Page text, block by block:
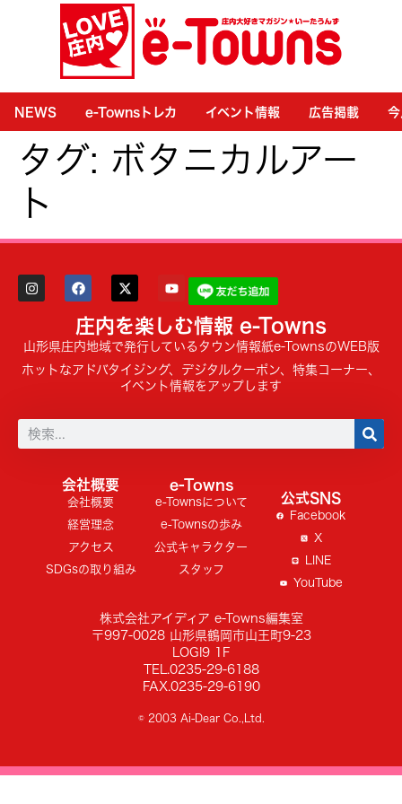
NEWS e-Townsトレカ イベント情報 広告掲載
タグ: ボタニカルアー
ト
庄内を楽しむ情報 e-Towns
山形県庄内地域で発行しているタウン情報紙e-TownsのWEB版
ホットなアドバタイジング、デジタルクーポン、特集コーナー、
イベント情報をアップします
会社概要
会社概要
経営理念
アクセス
SDGsの取り組み
e-Towns
e-Townsについて
e-Townsの歩み
公式キャラクター
スタッフ
公式SNS
Facebook
X
LINE
YouTube
株式会社アイディア e-Towns編集室
〒997-0028 山形県鶴岡市山王町9-23
LOGI9 1F
TEL.0235-29-6188
FAX.0235-29-6190
© 2003 Ai-Dear Co.,Ltd.